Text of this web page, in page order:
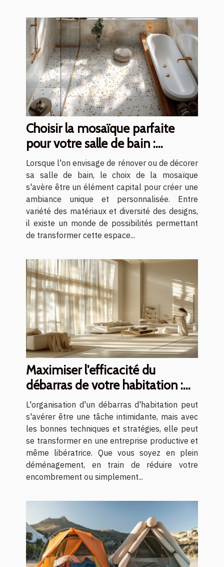
Choisir la mosaïque parfaite
pour votre salle de bain :
matériaux et designs
Lorsque l'on envisage de rénover ou de décorer
sa salle de bain, le choix de la mosaïque
s'avère être un élément capital pour créer une
ambiance unique et personnalisée. Entre
variété des matériaux et diversité des designs,
il existe un monde de possibilités permettant
de transformer cette espace...
Maximiser l'efficacité du
débarras de votre habitation :
conseils et stratégies
L'organisation d'un débarras d'habitation peut
s'avérer être une tâche intimidante, mais avec
les bonnes techniques et stratégies, elle peut
se transformer en une entreprise productive et
même libératrice. Que vous soyez en plein
déménagement, en train de réduire votre
encombrement ou simplement...